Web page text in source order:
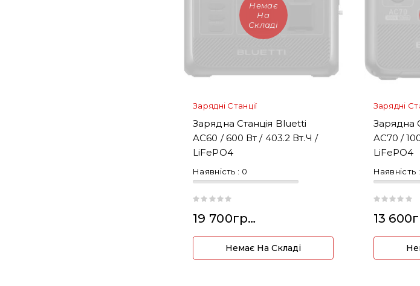
Немає
На
Складі
Зарядні Станції
Зарядна Станція Bluetti
AC60 / 600 Вт / 403.2 Вт.ч /
LiFePO4
Наявність : 0
19 700грн.
Немає На Складі
Зарядні
Зарядна
AC70 /
LiFePO4
Наявність :